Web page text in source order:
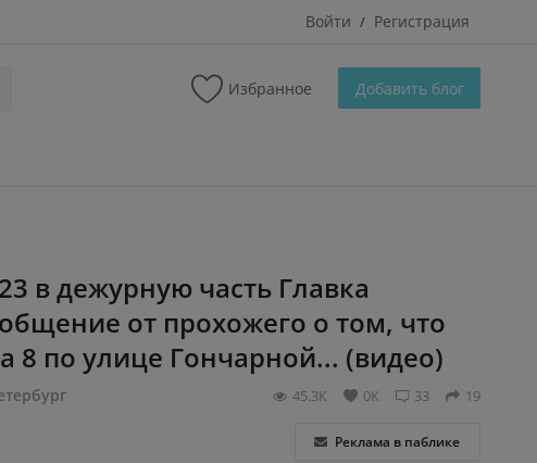
Войти / Регистрация
Избранное Добавить блог
в дежурную часть Главка
от прохожего о том, что
8 по улице Гончарной... (видео)
19
33
0К
45.3К
Реклама в паблике